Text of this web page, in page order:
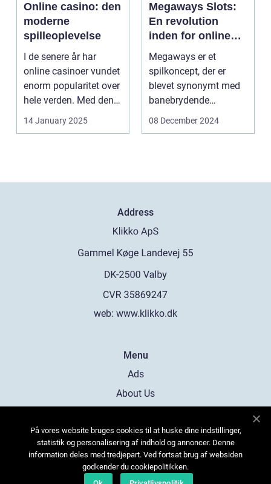
Online casino: den
moderne
spilleoplevelse
I de senere år har
online casinoer vundet
enorm popularitet over
hele verden. Med den
teknolog...
14 January 2025
Megaways Slots:
En revolution
inden for online
spilleautomater
Megaways er et
spilkoncept, der er
blevet synonymt med
banebrydende
innovation inden for
08 December 2024
Address
web: www.klikko.dk
Menu
Ads
About Us
Contact
Sitemap
På vores website bruges cookies til at huske dine indstillinger,
statistik og personalisering af indhold og annoncer. Denne
information deles med tredjepart. Ved fortsat brug af websiden
godkender du cookiepolitikken.